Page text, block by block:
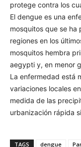
protege contra los
El dengue es una
mosquitos que se
regiones en los
mosquitos hembra
aegypti y, en menor
La enfermedad está
variaciones locales
medida de las
urbanización rápida
TAGS dengue